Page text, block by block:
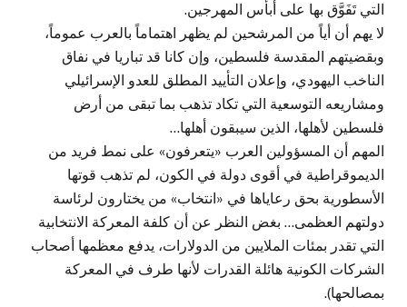
التي تَفَوَّق بها على أبأس المهرجين.
لا يهم أن أياً من المرشحين لم يظهر اهتماماً بالعرب عموماً،
وبقضيتهم المقدسة فلسطين، وإن كانا قد تباريا في نفاق
الناخب اليهودي، وإعلان التأييد المطلق للعدو الإسرائيلي
ومشاريعه التوسعية التي تكاد تذهب بما تبقى من أرض
فلسطين لأهلها، الذين سيبقون أهلها…
المهم أن المسؤولين العرب «يتعرفون» على نمط فريد من
الديموقراطية في أقوى دولة في الكون، لم تذهب قوتها
الأسطورية بحق رعاياها في «انتخاب» من يختارون لرئاسة
دولتهم العظمى… بغض النظر عن أن كلفة المعركة الانتخابية
التي تقدر بمئات الملايين من الدولارات، يدفع معظمها أصحاب
الشركات الكونية هائلة القدرات لأنها طرف في المعركة
بمصالحها).